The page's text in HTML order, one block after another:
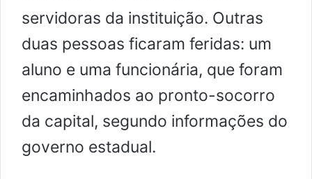
servidoras da instituição. Outras
duas pessoas ficaram feridas: um
aluno e uma funcionária, que foram
encaminhados ao pronto-socorro
da capital, segundo informações do
governo estadual.